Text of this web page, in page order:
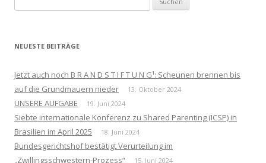
nach:
NEUESTE BEITRÄGE
Jetzt auch noch B R A N D S T I F T U N G¹: Scheunen brennen bis
auf die Grundmauern nieder
13. Oktober 2024
UNSERE AUFGABE 19. Juni 2024
Siebte internationale Konferenz zu Shared Parenting (ICSP) in
Brasilien im April 2025
18. Juni 2024
Bundesgerichtshof bestätigt Verurteilung im
„Zwillingsschwestern-Prozess“
15. Juni 2024